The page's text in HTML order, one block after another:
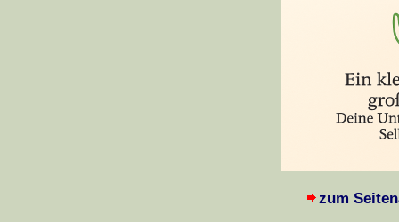
zum